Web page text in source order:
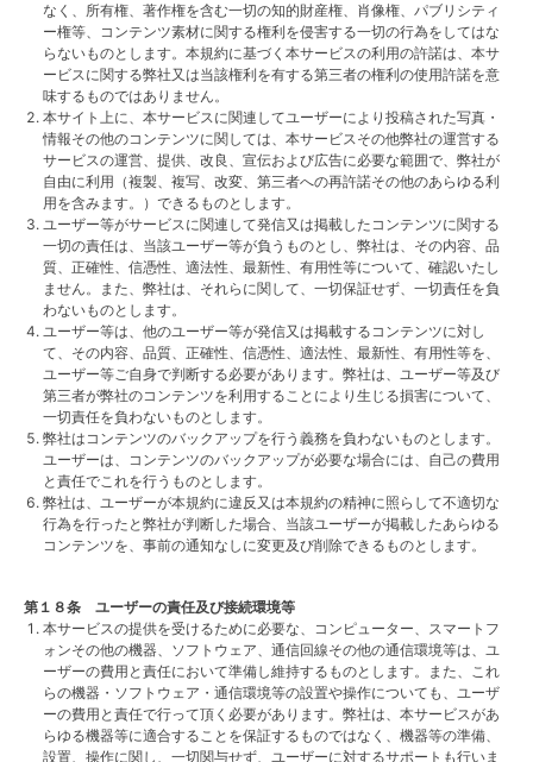
なく、所有権、著作権を含む一切の知的財産権、肖像権、パブリシティ
ー権等、コンテンツ素材に関する権利を侵害する一切の行為をしてはな
らないものとします。本規約に基づく本サービスの利用の許諾は、本サ
ービスに関する弊社又は当該権利を有する第三者の権利の使用許諾を意
味するものではありません。
本サイト上に、本サービスに関連してユーザーにより投稿された写真・
情報その他のコンテンツに関しては、本サービスその他弊社の運営する
サービスの運営、提供、改良、宣伝および広告に必要な範囲で、弊社が
自由に利用（複製、複写、改変、第三者への再許諾その他のあらゆる利
用を含みます。）できるものとします。
ユーザー等がサービスに関連して発信又は掲載したコンテンツに関する
一切の責任は、当該ユーザー等が負うものとし、弊社は、その内容、品
質、正確性、信憑性、適法性、最新性、有用性等について、確認いたし
ません。また、弊社は、それらに関して、一切保証せず、一切責任を負
わないものとします。
ユーザー等は、他のユーザー等が発信又は掲載するコンテンツに対し
て、その内容、品質、正確性、信憑性、適法性、最新性、有用性等を、
ユーザー等ご自身で判断する必要があります。弊社は、ユーザー等及び
第三者が弊社のコンテンツを利用することにより生じる損害について、
一切責任を負わないものとします。
弊社はコンテンツのバックアップを行う義務を負わないものとします。
ユーザーは、コンテンツのバックアップが必要な場合には、自己の費用
と責任でこれを行うものとします。
弊社は、ユーザーが本規約に違反又は本規約の精神に照らして不適切な
行為を行ったと弊社が判断した場合、当該ユーザーが掲載したあらゆる
コンテンツを、事前の通知なしに変更及び削除できるものとします。
第１８条 ユーザーの責任及び接続環境等
本サービスの提供を受けるために必要な、コンピューター、スマートフ
ォンその他の機器、ソフトウェア、通信回線その他の通信環境等は、ユ
ーザーの費用と責任において準備し維持するものとします。また、これ
らの機器・ソフトウェア・通信環境等の設置や操作についても、ユーザ
ーの費用と責任で行って頂く必要があります。弊社は、本サービスがあ
らゆる機器等に適合することを保証するものではなく、機器等の準備、
設置、操作に関し、一切関与せず、ユーザーに対するサポートも行いま